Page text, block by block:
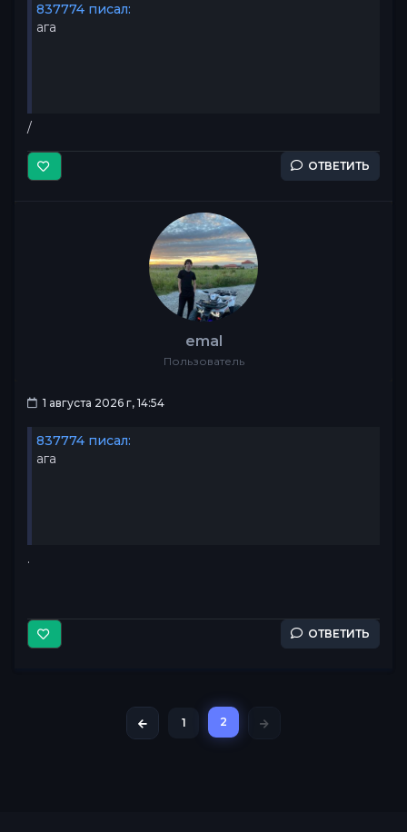
837774 писал:
ага
/
ОТВЕТИТЬ
emal
Пользователь
1 августа 2026 г, 14:54
837774 писал:
ага
.
ОТВЕТИТЬ
1 2